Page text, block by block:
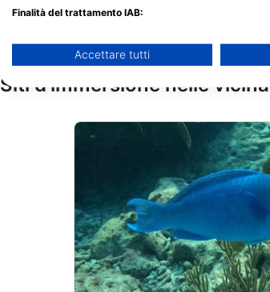
Siti d’immersione nelle
Finalità del trattamento IAB:
Utilizzare dati limitati per la selezione della
Utilizzare profili per la selezione di
Creare profili per la personalizzazione dei
Utilizzare profili per la selezione di
Misurare le prestazioni degli annunci
Misurare le prestazioni dei contenuti
Accettare tutti